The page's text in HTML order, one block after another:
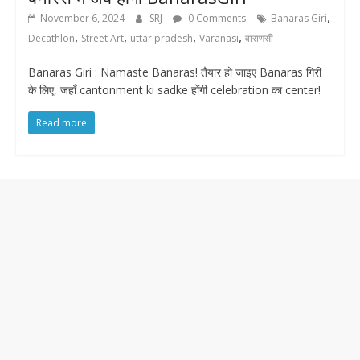
November 6, 2024 SRJ 0 Comments Banaras Giri,
Decathlon, Street Art, uttar pradesh, Varanasi, वाराणसी
Banaras Giri : Namaste Banaras! तैयार हो जाइए Banaras गिरी
के लिए, जहाँ cantonment ki sadke होंगी celebration का center!
Read more